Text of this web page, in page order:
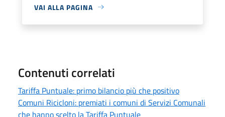
VAI ALLA PAGINA
Contenuti correlati
Tariffa Puntuale: primo bilancio più che positivo
Comuni Ricicloni: premiati i comuni di Servizi Comunali
che hanno scelto la Tariffa Puntuale